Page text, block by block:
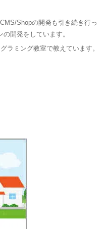
Shopの開発も引き続き行っ
開発をしています。
ラミング教室で教えています。